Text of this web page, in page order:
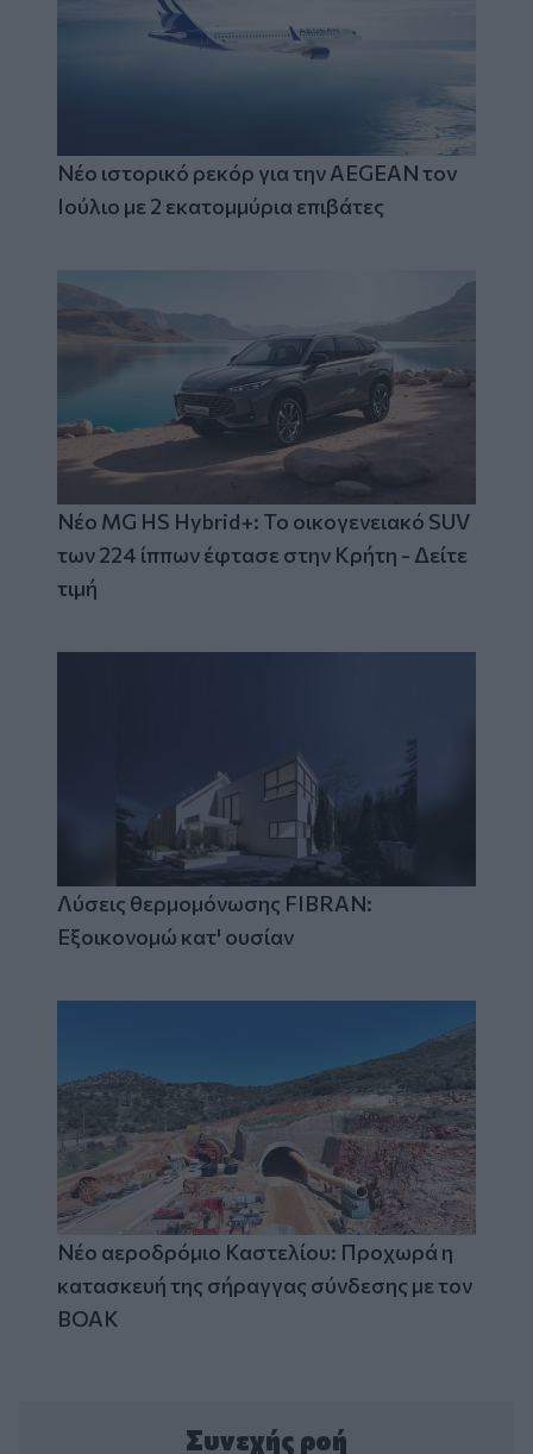
Νέο ιστορικό ρεκόρ για την AEGEAN τον
Ιούλιο με 2 εκατομμύρια επιβάτες
Νέο MG HS Hybrid+: Το οικογενειακό SUV
των 224 ίππων έφτασε στην Κρήτη - Δείτε
τιμή
Λύσεις θερμομόνωσης FIBRAN:
Εξοικονομώ κατ' ουσίαν
Νέο αεροδρόμιο Καστελίου: Προχωρά η
κατασκευή της σήραγγας σύνδεσης με τον
ΒΟΑΚ
Συνεχής ροή